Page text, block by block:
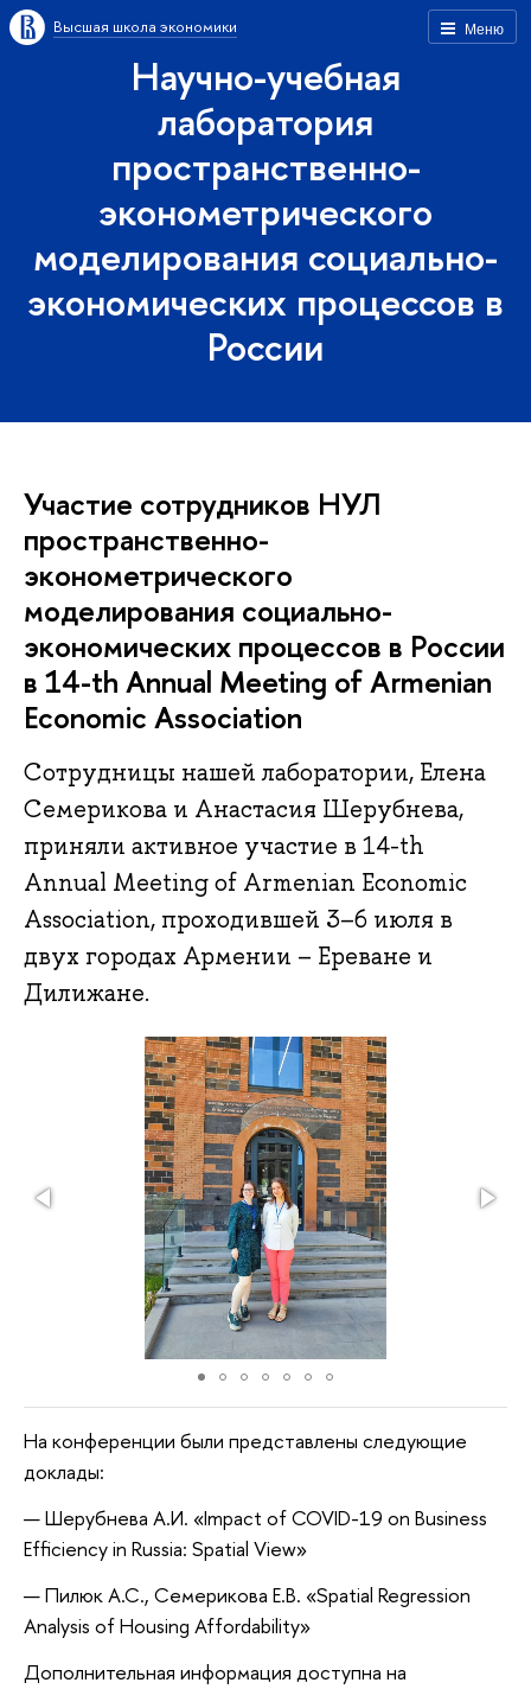
Меню
Высшая школа экономики
Научно-учебная
лаборатория
пространственно-
эконометрического
моделирования социально-
экономических процессов в
России
Участие сотрудников НУЛ
пространственно-
эконометрического
моделирования социально-
экономических процессов в России
в 14-th Annual Meeting of Armenian
Economic Association
Сотрудницы нашей лаборатории, Елена
Семерикова и Анастасия Шерубнева,
приняли активное участие в 14-th
Annual Meeting of Armenian Economic
Association, проходившей 3–6 июля в
двух городах Армении – Ереване и
Дилижане.
На конференции были представлены следующие
доклады:
Шерубнева А.И. «Impact of COVID-19 on Business
Efficiency in Russia: Spatial View»
Пилюк А.С., Семерикова Е.В. «Spatial Regression
Analysis of Housing Affordability»
Дополнительная информация доступна на